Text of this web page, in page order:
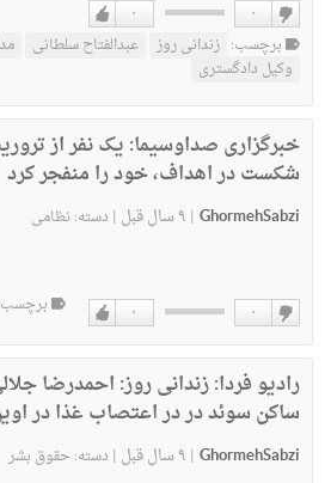
دوست
۰ ۰
دوست
نداشتن
برچسب: زندانی روز عبدالفتاح سلطانی
وکیل دادگستری
خبرگزاری صداوسیما: یک نفر از
شکست در اهداف، خود را منفجر کرد
GhormehSabzi
| ۹ سال قبل | دسته: نظامی
۰ ۰
رادیو فردا:زندانی روز: احمدرضا
ساکن سوئد در در اعتصاب غذا در
GhormehSabzi
| ۹ سال قبل | دسته: حقوق بشر